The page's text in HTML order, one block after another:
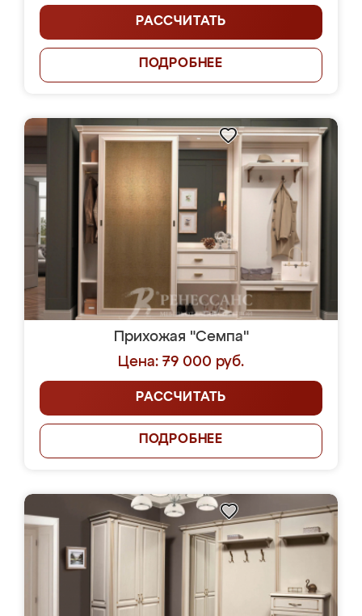
РАССЧИТАТЬ
ПОДРОБНЕЕ
Прихожая "Семпа"
Цена: 79 000 руб.
РАССЧИТАТЬ
ПОДРОБНЕЕ